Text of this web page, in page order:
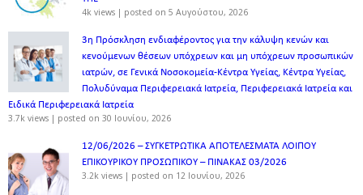
4k views | posted on 5 Αυγούστου, 2026
3η Πρόσκληση ενδιαφέροντος για την κάλυψη κενών και
κενούμενων θέσεων υπόχρεων και μη υπόχρεων προσωπικών
ιατρών, σε Γενικά Νοσοκομεία-Κέντρα Υγείας, Κέντρα Υγείας,
Πολυδύναμα Περιφερειακά Ιατρεία, Περιφερειακά Ιατρεία και
Ειδικά Περιφερειακά Ιατρεία
3.7k views | posted on 30 Ιουνίου, 2026
12/06/2026 – ΣΥΓΚΕΤΡΩΤΙΚΑ ΑΠΟΤΕΛΕΣΜΑΤΑ ΛΟΙΠΟΥ
ΕΠΙΚΟΥΡΙΚΟΥ ΠΡΟΣΩΠΙΚΟΥ – ΠΙΝΑΚΑΣ 03/2026
3.2k views | posted on 12 Ιουνίου, 2026